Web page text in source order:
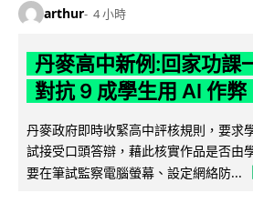
arthur 4 小時
丹麥高中新例:回家功課
對抗 9 成學生用 AI 作弊
丹麥政府即時收緊高中評核規則，要求
試接受口頭答辯，藉此核實作品是否由
要在筆試監察電腦螢幕、設定網絡防...